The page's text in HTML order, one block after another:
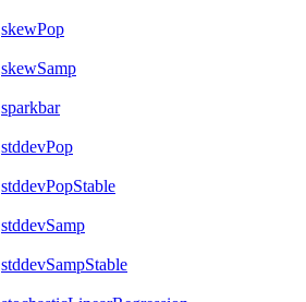
skewPop
skewSamp
sparkbar
stddevPop
stddevPopStable
stddevSamp
stddevSampStable